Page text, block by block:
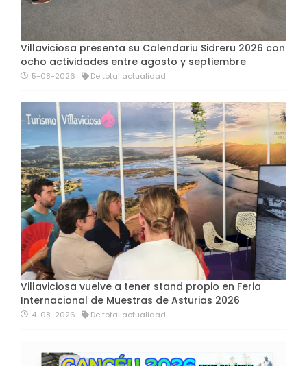
Villaviciosa presenta su Calendariu Sidreru 2026 con
ocho actividades entre agosto y septiembre
5-08-2026 De total actualidad
Villaviciosa vuelve a tener stand propio en Feria
Internacional de Muestras de Asturias 2026
4-08-2026 De total actualidad